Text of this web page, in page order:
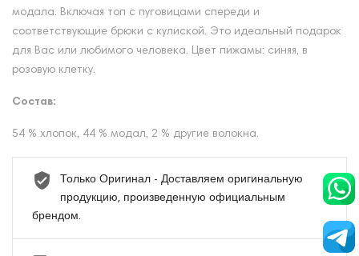
модала. Включая топ с пуговицами спереди и
соответствующие брюки с кулиской. Это идеальный подарок
для Вас или любимого человека. Цвет пижамы: синяя, в
розовую клетку.
Состав:
54 % хлопок, 44 % модал, 2 % другие волокна.
Только Оригинал - Доставляем оригинальную
продукцию, произведенную официальным
брендом.